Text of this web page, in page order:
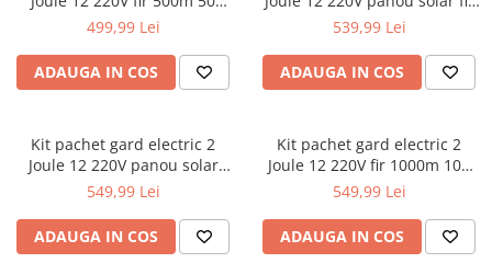
Redresoare/robot pornire/starter
auto
Stabilizatoare curent AVR
Sudura / taiere
Accesorii / consumabile sudura
Aparat taiat cu plasma
Aparate sudura
Polish auto
Pompa extras lichide
Rampa
Scule hidraulice
Accesorii/piese hidraulice
Cilindru hidraulic
Cricuri
Cu reglare in cruce
Simple rotative
Pistoale pentru silicon
Pompe manuale
Scule pentru gresat
Scule pentru instalatori
izolatori + accesorii (BK92717-
499,99 Lei
ADAUGA IN COS
500m 50 izolatori (BK92717-
539,99 Lei
ADAUGA IN COS
Kit pachet gard electric 2
Joule 12 220V panou solar
baterie 7ah 250m (BK92717-
549,99 Lei
ADAUGA IN COS
Kit pachet gard electric 2
Joule 12 220V fir 1000m 100
izolatori + accesorii (BK92717-
549,99 Lei
ADAUGA IN COS